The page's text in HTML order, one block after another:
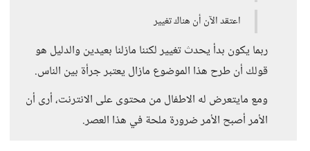
اعتقد الآن أن هناك تغيير
ربما يكون بدأ يحدث تغيير لكننا مازلنا بعيدين والدليل هو
قولك أن طرح هذا الموضوع مازال يعتبر جرأة بين الناس.
ومع مايتعرض له الاطفال من محتوى على الانترنت، أرى أن
الأمر أصبح الأمر ضرورة ملحة في هذا العصر.